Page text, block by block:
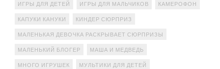
ИГРЫ ДЛЯ ДЕТЕЙ ИГРЫ ДЛЯ МАЛЬЧИКОВ КАМЕРОФОН
КАПУКИ КАНУКИ КИНДЕР СЮРПРИЗ
МАЛЕНЬКАЯ ДЕВОЧКА РАСКРЫВАЕТ СЮРПРИЗЫ
МАЛЕНЬКИЙ БЛОГЕР МАША И МЕДВЕДЬ
МНОГО ИГРУШЕК МУЛЬТИКИ ДЛЯ ДЕТЕЙ